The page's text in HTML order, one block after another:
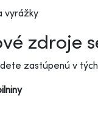
vyrážky
zdroje
zastúpenú v